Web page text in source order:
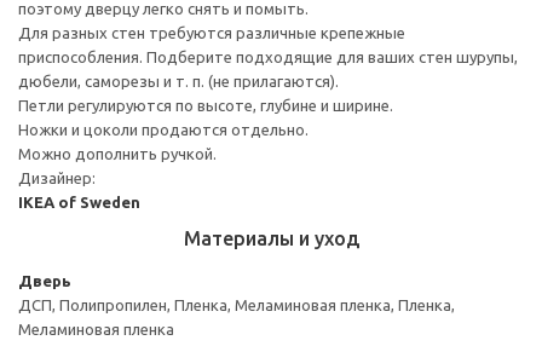
поэтому дверцу легко снять и помыть.
Для разных стен требуются различные крепежные
приспособления. Подберите подходящие для ваших стен шурупы,
дюбели, саморезы и т. п. (не прилагаются).
Петли регулируются по высоте, глубине и ширине.
Ножки и цоколи продаются отдельно.
Можно дополнить ручкой.
Дизайнер:
IKEA of Sweden
Материалы и уход
Дверь
ДСП, Полипропилен, Пленка, Меламиновая пленка, Пленка,
Меламиновая пленка